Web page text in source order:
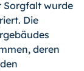
Sorgfalt wurde
Die
de­ren